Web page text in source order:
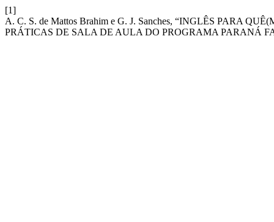
[1]
A. C. S. de Mattos Brahim e G. J. Sanches, “INGLÊS PARA
PRÁTICAS DE SALA DE AULA DO PROGRAMA PARANÁ